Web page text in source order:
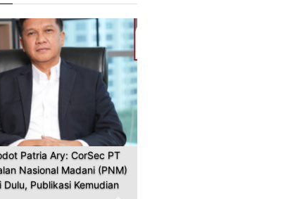
Patria Ary: CorSec PT
Nasional Madani (PNM)
Dulu, Publikasi Kemudian
Next